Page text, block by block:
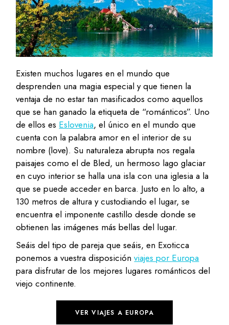
Existen muchos lugares en el mundo que
desprenden una magia especial y que tienen la
ventaja de no estar tan masificados como aquellos
que se han ganado la etiqueta de “románticos”. Uno
de ellos es Eslovenia, el único en el mundo que
cuenta con la palabra amor en el interior de su
nombre (love). Su naturaleza abrupta nos regala
paisajes como el de Bled, un hermoso lago glaciar
en cuyo interior se halla una isla con una iglesia a la
que se puede acceder en barca. Justo en lo alto, a
130 metros de altura y custodiando el lugar, se
encuentra el imponente castillo desde donde se
obtienen las imágenes más bellas del lugar.
Seáis del tipo de pareja que seáis, en Exoticca
ponemos a vuestra disposiciónviajes por Europa
para disfrutar de los mejores lugares románticos del
viejo continente.
VER VIAJES A EUROPA